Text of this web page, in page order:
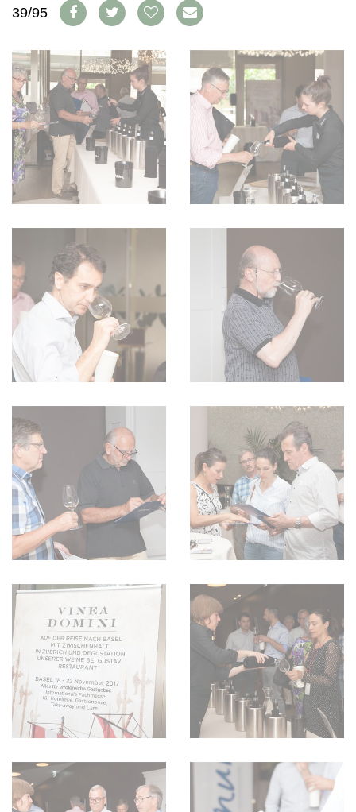
ABO
ARCHIV
VORTEILSWELT
BÜCHER
WEINSZENE
PORTRAITS
VINOPHILES
ARCHIV
ANMELDEN
AWARDS
GEWINNSPIELE
VORTEILSWELT
TRINKREIFETABELLE
ABO
WEINSUCHE
NEWSLETTER
WINE TRADE CLUB
REDAKTION
WERBUNG
PRESSE
IMPRESSUM
AGB & DATENSCHUTZ
39/95